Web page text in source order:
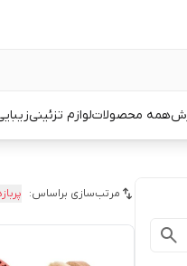
همه محصولاتلوازم تزئینی
مرتب‌سازی براساس: